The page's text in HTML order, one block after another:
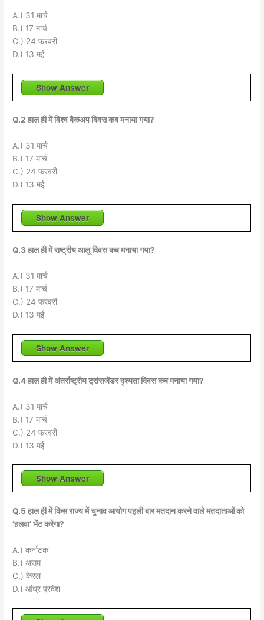
A.) 31 मार्च
B.) 17 मार्च
C.) 24 फरवरी
D.) 13 मई
Show Answer
Q.2 हाल ही में विश्व बैकअप दिवस कब मनाया गया?
A.) 31 मार्च
B.) 17 मार्च
C.) 24 फरवरी
D.) 13 मई
Show Answer
Q.3 हाल ही में राष्ट्रीय आलू दिवस कब मनाया गया?
A.) 31 मार्च
B.) 17 मार्च
C.) 24 फरवरी
D.) 13 मई
Show Answer
Q.4 हाल ही में अंतर्राष्ट्रीय ट्रांसजेंडर दृश्यता दिवस कब मनाया गया?
A.) 31 मार्च
B.) 17 मार्च
C.) 24 फरवरी
D.) 13 मई
Show Answer
Q.5 हाल ही में किस राज्य में चुनाव आयोग पहली बार मतदान करने वाले मतदाताओं को
‘हलवा’ भेंट करेगा?
A.) कर्नाटक
B.) असम
C.) केरल
D.) आंध्र प्रदेश